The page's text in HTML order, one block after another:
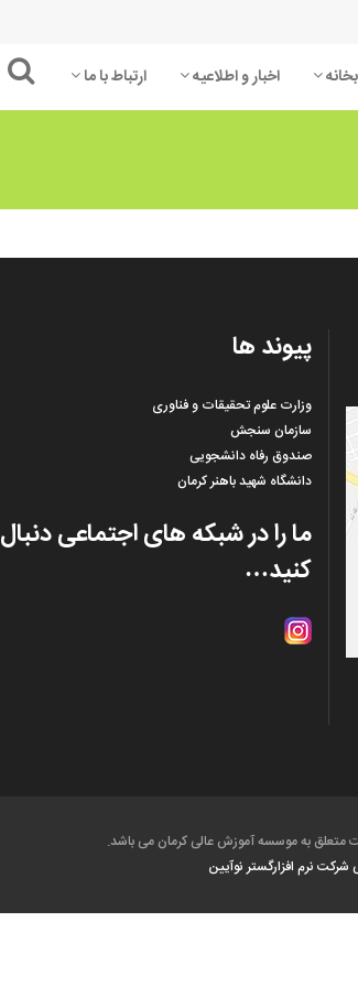
معماری
مکانیک
اخبار و اطلاعیه ارتباط با ما
پیوند ها
وزارت علوم تحقیقات و فناوری
سازمان سنجش
صندوق رفاه دانشجویی
دانشگاه شهید باهنر کرمان
ما را در شبکه های اجتماعی دنبال
کنید…
به موسسه آموزش عالی کرمان می باشد.
شرکت نرم افزارگستر نوآیین